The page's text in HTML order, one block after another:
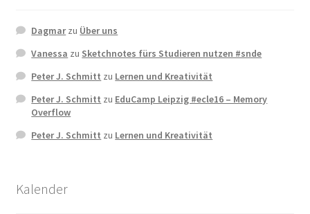
Dagmarzu Über uns
Vanessa zu Sketchnotes fürs Studieren nutzen #snde
Peter J. Schmitt zu Lernen und Kreativität
Peter J. Schmitt zu EduCamp Leipzig #ecle16 – Memory
Overflow
Peter J. Schmitt zu Lernen und Kreativität
Kalender